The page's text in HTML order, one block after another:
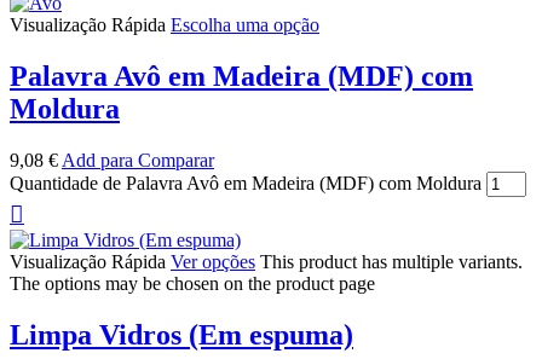
Visualização Rápida Escolha uma opção
Palavra Avô em Madeira (MDF) com
Moldura
9,08 € Add para Comparar
Quantidade de Palavra Avô em Madeira (MDF) com Moldura
Visualização Rápida Ver opções This product has multiple variants.
The options may be chosen on the product page
Limpa Vidros (Em espuma)